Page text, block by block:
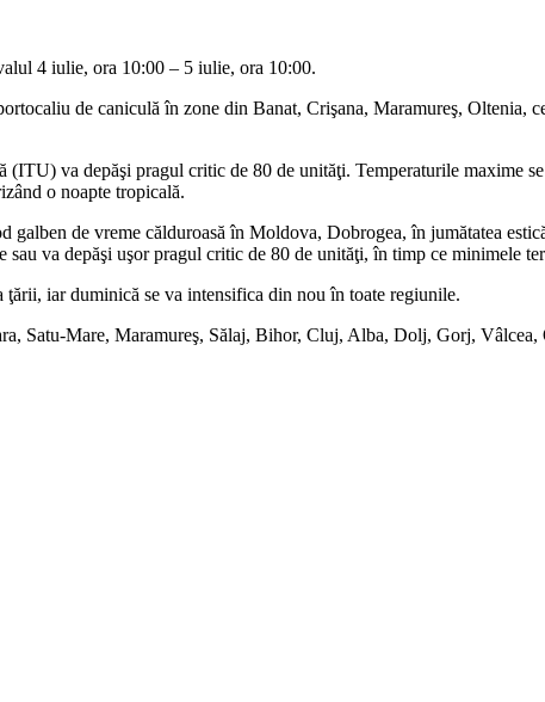
4 iulie, ora 10:00 – 5 iulie, ora 10:00.
de caniculă în zone din Banat, Crişana, Maramureş, Oltenia,
va depăşi pragul critic de 80 de unităţi. Temperaturile maxime
o noapte tropicală.
de vreme călduroasă în Moldova, Dobrogea, în jumătatea
va depăşi uşor pragul critic de 80 de unităţi, în timp ce minimele
ţării, iar duminică se va intensifica din nou în toate regiunile.
Satu-Mare, Maramureş, Sălaj, Bihor, Cluj, Alba, Dolj, Gorj,